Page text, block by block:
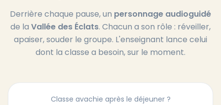
Derrière chaque pause, un personnage audioguidé
de la Vallée des Éclats. Chacun a son rôle : réveiller,
apaiser, souder le groupe. L'enseignant lance celui
dont la classe a besoin, sur le moment.
Classe avachie après le déjeuner ?